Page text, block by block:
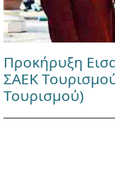
Προκήρυξη
ΣΑΕΚ
Τουρισμού)